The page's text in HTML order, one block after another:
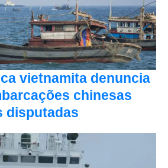
vietnamita denuncia
chinesas
disputadas